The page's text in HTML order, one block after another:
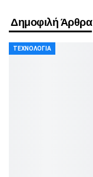
Δημοφιλή Άρθρα
ΤΕΧΝΟΛΟΓΊΑ